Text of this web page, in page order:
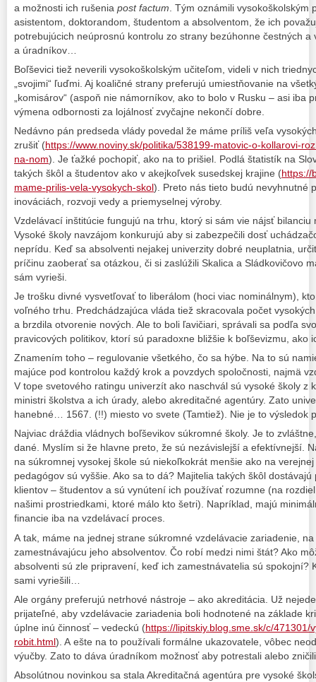
a možnosti ich rušenia post factum . Tým oznámili
asistentom, doktorandom, študentom a absolventom, že ich
potrebujúcich neúprosnú kontrolu zo strany bezúhonne čestných a
a úradníkov…
Boľševici tiež neverili vysokoškolským učiteľom, videli v nich
„svojimi“ ľuďmi. Aj koaličné strany preferujú umiestňovanie na
„komisárov“ (aspoň nie námorníkov, ako to bolo v Rusku – asi iba
výmena odbornosti za lojálnosť zvyčajne nekončí dobre.
Nedávno pán predseda vlády povedal že máme príliš veľa
zrušiť (https://www.noviny.sk/politika/538199-matovic-o-kollarovi-
na-nom). Je ťažké pochopiť, ako na to prišiel. Podlá štatistík na
takých škôl a študentov ako v akejkoľvek susedskej krajine (https://
mame-prilis-vela-vysokych-skol). Preto nás tieto budú nevyhnutné
inováciách, rozvoji vedy a priemyselnej výroby.
Vzdelávací inštitúcie fungujú na trhu, ktorý si sám vie nájsť bilanciu
Vysoké školy navzájom konkurujú aby si zabezpečili dosť
neprídu. Keď sa absolventi nejakej univerzity dobré neuplatnia,
príčinu zaoberať sa otázkou, či si zaslúžili Skalica a Sládkovičovo
sám vyrieši.
Je trošku divné vysvetľovať to liberálom (hoci viac nominálnym),
voľného trhu. Predchádzajúca vláda tiež skracovala počet
a brzdila otvorenie nových. Ale to boli ľavičiari, správali sa podľa
pravicových politikov, ktorí sú paradoxne bližšie k boľševizmu, ako
Znamením toho – regulovanie všetkého, čo sa hýbe. Na to sú
majúce pod kontrolou každý krok a povzdych spoločnosti, najmä
V tope svetového ratingu univerzít ako naschvál sú vysoké školy z
ministri školstva a ich úrady, alebo akreditačné agentúry. Zato
hanebné… 1567. (!!) miesto vo svete (Tamtiež). Nie je to výsledok
Najviac dráždia vládnych boľševikov súkromné školy. Je to
dané. Myslím si že hlavne preto, že sú nezávislejší a efektívnejší.
na súkromnej vysokej škole sú niekoľkokrát menšie ako na
pedagógov sú vyššie. Ako sa to dá? Majitelia takých škôl
klientov – študentov a sú vynútení ich používať rozumne (na
našimi prostriedkami, ktoré málo kto šetri). Napríklad, majú
financie iba na vzdelávací proces.
A tak, máme na jednej strane súkromné vzdelávacie zariadenie,
zamestnávajúcu jeho absolventov. Čo robí medzi nimi štát? Ako
absolventi sú zle pripravení, keď ich zamestnávatelia sú spokojní?
sami vyriešili…
Ale orgány preferujú netrhové nástroje – ako akreditácia. Už
prijateľné, aby vzdelávacie zariadenia boli hodnotené na základe
úplne inú činnosť – vedeckú (https://lipitskiy.blog.sme.sk/c/471301/
robit.html). A ešte na to používali formálne ukazovatele, vôbec
výučby. Zato to dáva úradníkom možnosť aby potrestali alebo
Absolútnou novinkou sa stala Akreditačná agentúra pre vysoké